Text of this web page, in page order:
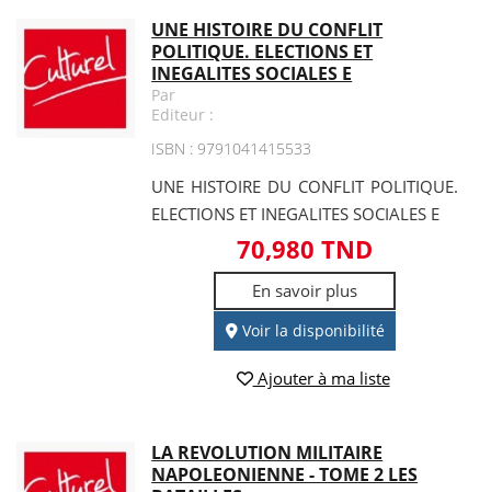
UNE HISTOIRE DU CONFLIT
POLITIQUE. ELECTIONS ET
INEGALITES SOCIALES E
Par
Editeur :
ISBN : 9791041415533
UNE HISTOIRE DU CONFLIT POLITIQUE.
ELECTIONS ET INEGALITES SOCIALES E
70,980 TND
En savoir plus
Voir la disponibilité
Ajouter à ma liste
LA REVOLUTION MILITAIRE
NAPOLEONIENNE - TOME 2 LES